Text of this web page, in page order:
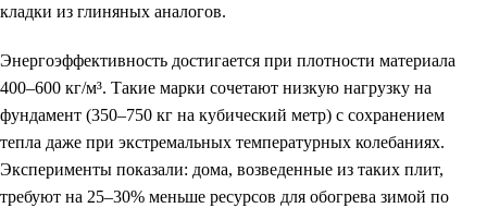
кладки из глиняных аналогов.
Энергоэффективность достигается при плотности материала
400–600 кг/м³. Такие марки сочетают низкую нагрузку на
фундамент (350–750 кг на кубический метр) с сохранением
тепла даже при экстремальных температурных колебаниях.
Эксперименты показали: дома, возведенные из таких плит,
требуют на 25–30% меньше ресурсов для обогрева зимой по